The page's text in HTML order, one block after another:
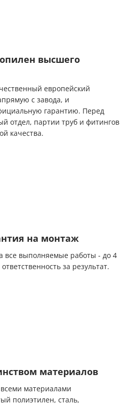
высшего
европейский
с завода, и
гарантию. Перед
отдел, партии труб и фитингов
качества.
на монтаж
все выполняемые работы - до 4
за результат.
материалов
материалами
полиэтилен, сталь,